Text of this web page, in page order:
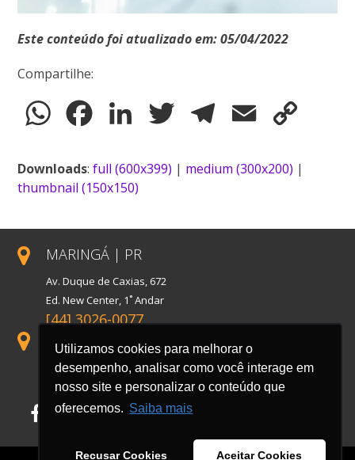
Utilizamos cookies para melhorar o
desempenho, analisar como você interage em
nosso site e personalizar o conteúdo que
oferecemos. Saiba mais
Recusar Cookies Aceitar Cookies
Este conteúdo foi atualizado em: 05/04/2022
Compartilhe:
WhatsAppFacebookLinkedIn Twitter TelegramEmail
Downloads:full (600x399) | medium (300x200) |
thumbnail (150x150)
MARINGÁ | PR
Av. Duque de Caxias, 672
Ed. New Center, 1˚ Andar
[44] 3026-0077
SÃO PAULO | SP
Rua Florida, 1738, Conj. 121
Cidade Monções
Facebook
LinkedIn
Instagram